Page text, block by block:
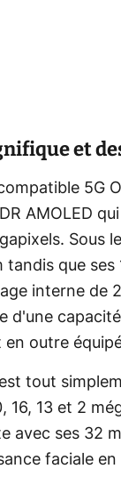
et
5G
AMOLED
Sous
tandis que
interne de
d'une
en outre
tout
16, 13 et 2
avec ses 32
faciale